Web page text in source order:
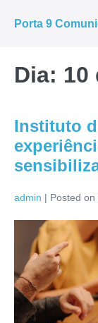
Porta 9
Dia: 10
Instituto
admin | Posted on